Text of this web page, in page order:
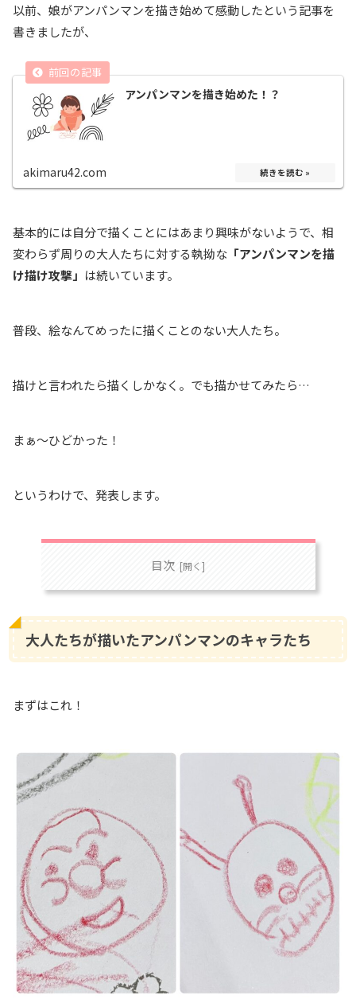
以前、娘がアンパンマンを描き始めて感動したという記事を
書きましたが、
アンパンマンを描き始めた！？
akimaru42.com
基本的には自分で描くことにはあまり興味がないようで、相
変わらず周りの大人たちに対する執拗な 「アンパンマンを描
け描け攻撃」 は続いています。
普段、絵なんてめったに描くことのない大人たち。
描けと言われたら描くしかなく。でも描かせてみたら…
まぁ〜ひどかった！
というわけで、発表します。
目次
大人たちが描いたアンパンマンのキャラたち
まずはこれ！